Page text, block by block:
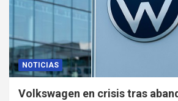
NOTICIAS
Volkswagen en crisis tras